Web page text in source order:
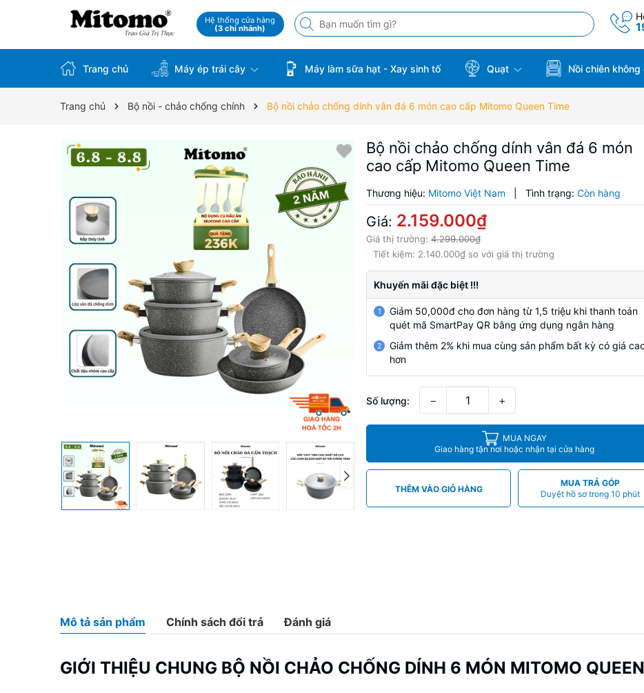
Hệ thống cửa hàng
(3 chi nhánh)
Trang chủ Máy ép trái cây Máy làm sữa hạt - Xay sinh tố Quạt Nồi chiên không
Trang chủ Bộ nồi - chảo chống chính Bộ nồi chảo chống dính vân đá 6 món cao cấp Mitomo Queen Time
Bộ nồi chảo chống dính vân đá 6 món
cao cấp Mitomo Queen Time
Thương hiệu: Mitomo Việt Nam Tình trạng: Còn hàng
Giá: 2.159.000₫
Giá thị trường:4.299.000₫
Tiết kiệm: 2.140.000₫ so với giá thị trường
Khuyến mãi đặc biệt !!!
1
Giảm 50,000đ cho đơn hàng từ 1,5 triệu khi thanh toán
quét mã SmartPay QR bằng ứng dụng ngân hàng
2
Giảm thêm 2% khi mua cùng sản phẩm bất kỳ có giá
hơn
Số lượng: − +
MUA NGAY
Giao hàng tận nơi hoặc nhận tại cửa hàng
THÊM VÀO GIỎ HÀNG
MUA TRẢ GÓP
Duyệt hồ sơ trong 10 phút
Mô tả sản phẩm Chính sách đổi trả Đánh giá
GIỚI THIỆU CHUNG BỘ NỒI CHẢO CHỐNG DÍNH 6 MÓN MITOMO